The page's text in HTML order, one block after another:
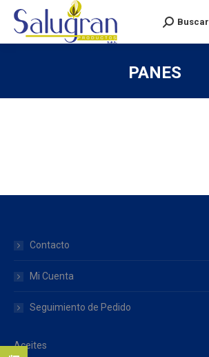
Search:
Buscar
PANES
Contacto
Mi Cuenta
Seguimiento de Pedido
Aceites